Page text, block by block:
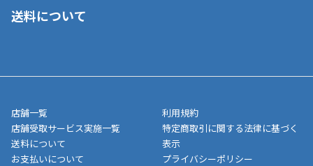
■代金引換(代引)※手数料がかかります
■商品によっては一部決済方法が使用できない場合がございま
す。
ご注文が確認出来次第、1～4営業日に発送いたします。「お取り
業日にてお引渡しとなります。(離島などの場合、例外もあります)
メーカー直送品など一部商品については、その他商品との購入に
制限がかかる場合がございます。また発送日についても、通常と
異なる場合がございます。対象商品の説明ページをご確認くださ
い。
送料について
店舗一覧
店舗受取サービス実施一覧
送料について
お支払いについて
利用規約
特定商取引に関する法律に基づく
表示
プライバシーポリシー